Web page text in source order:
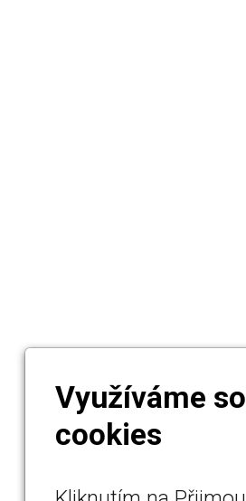
Využíváme
cookies